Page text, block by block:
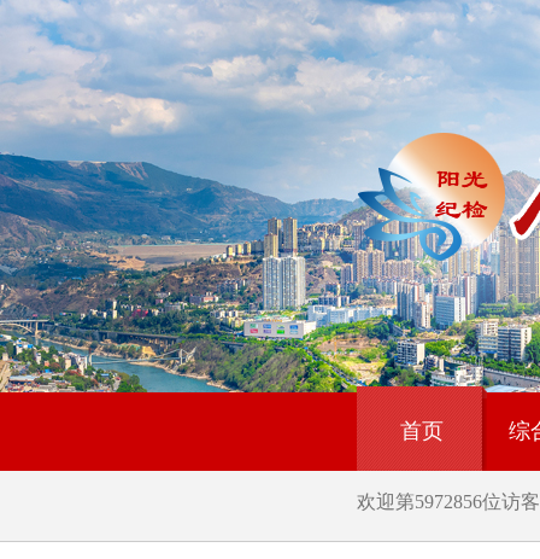
首页 综
欢迎第5972856位访客